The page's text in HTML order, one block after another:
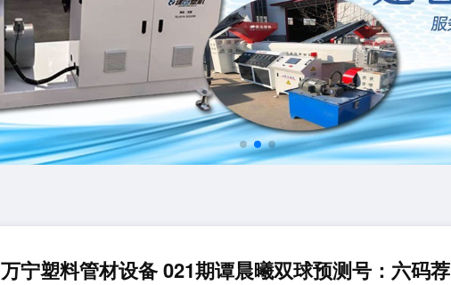
万宁塑料管材设备 021期谭晨曦双球预测号：六码荐